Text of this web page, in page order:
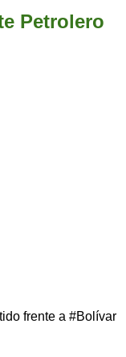
Petrolero
frente a #Bolívar